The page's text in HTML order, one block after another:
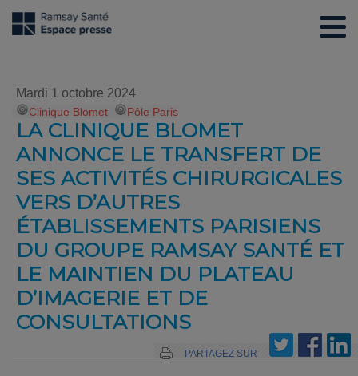
Mardi 1 octobre 2024
Clinique Blomet Pôle Paris
LA CLINIQUE BLOMET
ANNONCE LE TRANSFERT DE
SES ACTIVITÉS CHIRURGICALES
VERS D’AUTRES
ÉTABLISSEMENTS PARISIENS
DU GROUPE RAMSAY SANTÉ ET
LE MAINTIEN DU PLATEAU
D’IMAGERIE ET DE
CONSULTATIONS
PARTAGEZ SUR